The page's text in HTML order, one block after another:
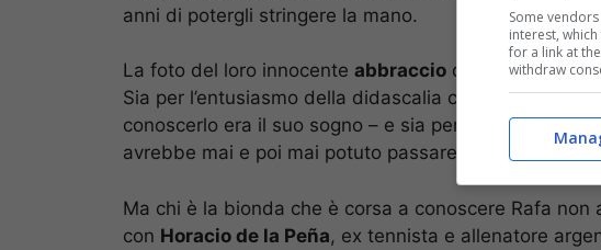
anni di potergli stringere la mano.
La foto del loro innocente abbraccio davanti
Sia per l’entusiasmo della didascalia che la correda
conoscerlo era il suo sogno – e sia perché, appunto,
avrebbe mai e poi mai potuto passare inosservata.
Ma chi è la bionda che è corsa a conoscere Rafa non
con Horacio de la Peña, ex tennista e allenatore
Some
interest,
for a link at
withdraw